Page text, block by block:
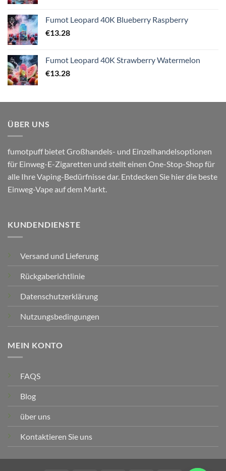
Fumot Leopard 40K Blueberry Raspberry
€13.28
Fumot Leopard 40K Strawberry Watermelon
€13.28
ÜBER UNS
fumotpuff bietet Großhandels- und Einzelhandelsoptionen
für Einweg-E-Zigaretten und stellt einen One-Stop-Shop für
alle Ihre Vaping-Bedürfnisse dar. Entdecken Sie hier die beste
Einweg-Vape auf dem Markt.
KUNDENDIENSTE
Versand und Lieferung
Rückgaberichtlinie
Datenschutzerklärung
Nutzungsbedingungen
MEIN KONTO
FAQS
Blog
über uns
Kontaktieren Sie uns